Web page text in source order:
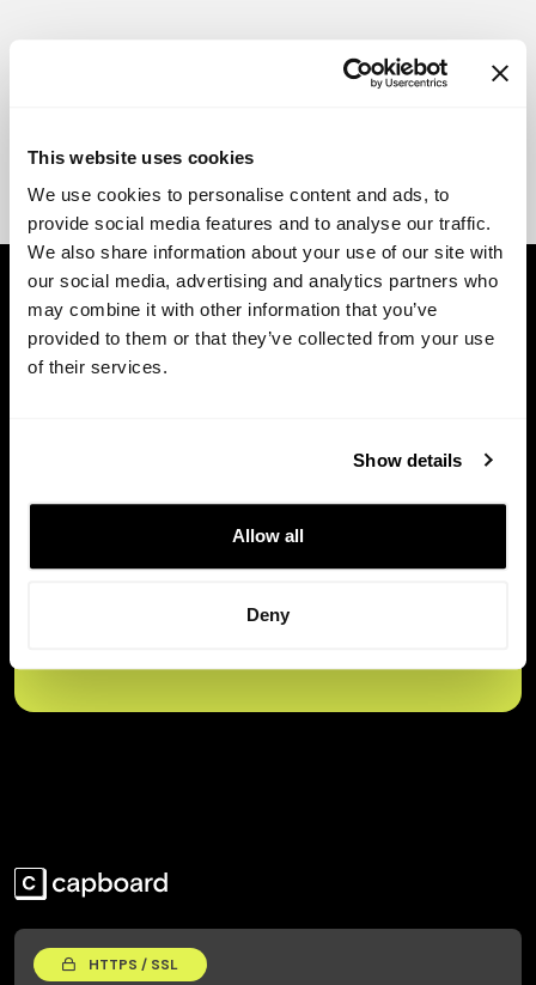
This website uses cookies
We use cookies to personalise content and ads, to
provide social media features and to analyse our traffic.
We also share information about your use of our site with
our social media, advertising and analytics partners who
may combine it with other information that you’ve
provided to them or that they’ve collected from your use
of their services.
Show details
Allow all
Deny
Libera el verdadero poder
del capital de tu empresa.
HTTPS / SSL